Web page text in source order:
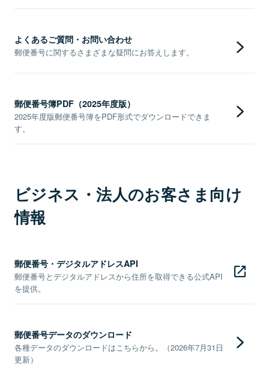
よくあるご質問・お問い合わせ
郵便番号に関するさまざまな疑問にお答えします。
郵便番号簿PDF（2025年度版）
2025年度版郵便番号簿をPDF形式でダウンロードできま
す。
ビジネス・法人のお客さま向け
情報
郵便番号・デジタルアドレスAPI
郵便番号とデジタルアドレスから住所を取得できる公式API
を提供。
郵便番号データのダウンロード
各種データのダウンロードはこちらから。（2026年7月31日
更新）